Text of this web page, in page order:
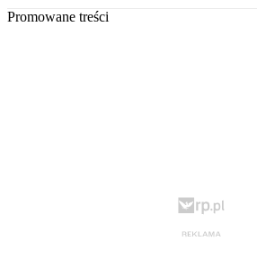
Promowane treści